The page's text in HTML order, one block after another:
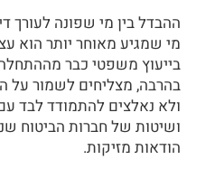
ההבדל בין מי שפונה לעורך
מי שמגיע מאוחר יותר הוא
בייעוץ משפטי כבר
בהרבה, מצליחים לשמור על
ולא נאלצים להתמודד לבד
ושיטות של חברות הביטוח
הודאות מזיקות.